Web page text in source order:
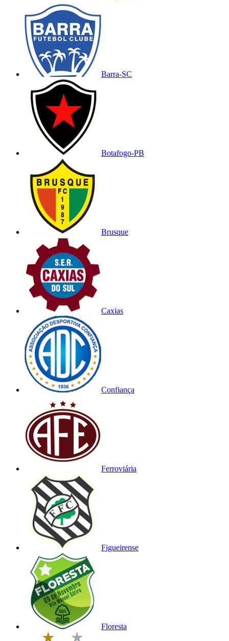
Barra-SC
Botafogo-PB
Brusque
Caxias
Confiança
Ferroviária
Figueirense
Floresta